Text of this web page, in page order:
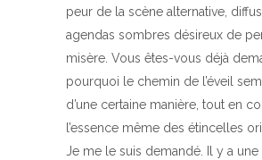
peur de la scène alternative,
agendas sombres désireux de
misère. Vous êtes-vous déjà
pourquoi le chemin de l’éveil
d’une certaine manière, tout en
l’essence même des étincelles
Je me le suis demandé. Il y a